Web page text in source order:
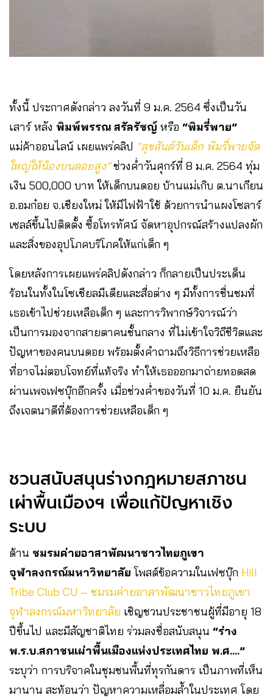
ทั้งนี้ ประกาศดังกล่าว ลงวันที่ 9 ม.ค. 2564 ซึ่งเป็นวัน
เสาร์ หลัง พิมพ์พรรณ สรัลรัชญ์ หรือ “พิมรี่พาย”
แม่ค้าออนไลน์ เผยแพร่คลิป “สุขสันต์วันเด็ก พิมรี่พายจัด
ใหญ่ให้น้องบนดอยสูง”ช่วงค่ำวันศุกร์ที่ 8 ม.ค. 2564 ทุ่ม
เงิน 500,000 บาท ให้เด็กบนดอย บ้านแม่เกิบ ต.นาเกียน
อ.อมก๋อย จ.เชียงใหม่ ให้มีไฟฟ้าใช้ ด้วยการนำแผงโซลาร์
เซลล์ขึ้นไปติดตั้ง ซื้อโทรทัศน์ จัดหาอุปกรณ์สร้างแปลงผัก
และสิ่งของอุปโภคบริโภคให้แก่เด็ก ๆ
โดยหลังการเผยแพร่คลิปดังกล่าว ก็กลายเป็นประเด็น
ร้อนในทั้งในโซเชียลมีเดียและสื่อต่าง ๆ มีทั้งการชื่นชมที่
เธอเข้าไปช่วยเหลือเด็ก ๆ และการวิพากษ์วิจารณ์ว่า
เป็นการมองจากสายตาคนชั้นกลาง ที่ไม่เข้าใจวิถีชีวิตและ
ปัญหาของคนบนดอย พร้อมตั้งคำถามถึงวิธีการช่วยเหลือ
ที่อาจไม่ตอบโจทย์ที่แท้จริง ทำให้เธอออกมาถ่ายทอดสด
ผ่านเพจเฟซบุ๊กอีกครั้ง เมื่อช่วงค่ำของวันที่ 10 ม.ค. ยืนยัน
ถึงเจตนาดีที่ต้องการช่วยเหลือเด็ก ๆ
ชวนสนับสนุนร่างกฎหมายสภาชน
เผ่าพื้นเมืองฯ เพื่อแก้ปัญหาเชิง
ระบบ
ด้าน ชมรมค่ายอาสาพัฒนาชาวไทยภูเขา
จุฬาลงกรณ์มหาวิทยาลัย โพสต์ข้อความในเฟซบุ๊ก Hill
Tribe Club CU – ชมรมค่ายอาสาพัฒนาชาวไทยภูเขา
จุฬาลงกรณ์มหาวิทยาลัย เชิญชวนประชาชนผู้ที่มีอายุ 18
ปีขึ้นไป และมีสัญชาติไทย ร่วมลงชื่อสนับสนุน “ร่าง
พ.ร.บ.สภาชนเผ่าพื้นเมืองแห่งประเทศไทย พ.ศ….”
ระบุว่า การบริจาคในชุมชนพื้นที่ทุรกันดาร เป็นภาพที่เห็น
มานาน สะท้อนว่า ปัญหาความเหลื่อมล้ำในประเทศ โดย